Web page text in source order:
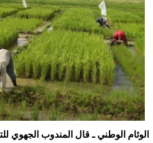
الوئام الوطني ـ قال المندوب الجهوي